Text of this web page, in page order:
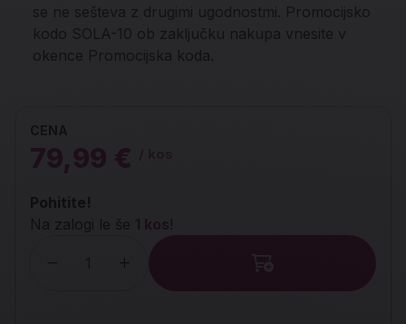
se ne sešteva z drugimi ugodnostmi. Promocijsko
kodo SOLA-10 ob zaključku nakupa vnesite v
okence Promocijska koda.
CENA
79,99 €
Pohitite!
Na zalogi le še 1 kos!